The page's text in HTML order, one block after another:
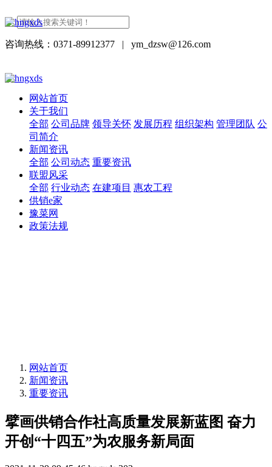
咨询热线：0371-89912377 | ym_dzsw@126.com
网站首页
关于我们
全部 公司品牌 领导关怀 发展历程 组织架构 管理团队 公
司简介
新闻资讯
全部 公司动态 重要资讯
联盟风采
全部 行业动态 在建项目 惠农工程
供销e家
豫菜网
政策法规
网站首页
新闻资讯
重要资讯
擘画供销合作社高质量发展新蓝图 奋力
开创“十四五”为农服务新局面